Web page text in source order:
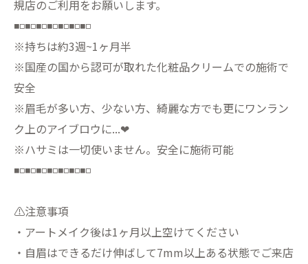
規店のご利用をお願いします。
◾️◽️◾️◽️◾️◽️◾️◽️◾️◽️◾️◽️◾️◽️
※持ちは約3週~1ヶ月半
※国産の国から認可が取れた化粧品クリームでの施術で
安全
※眉毛が多い方、少ない方、綺麗な方でも更にワンラン
ク上のアイブロウに...❤︎
※ハサミは一切使いません。安全に施術可能
◾️◽️◾️◽️◾️◽️◾️◽️◾️◽️◾️◽️◾️◽️
⚠️注意事項
・アートメイク後は1ヶ月以上空けてください
・自眉はできるだけ伸ばして7mm以上ある状態でご来店